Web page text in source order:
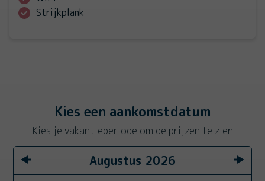
Strijkplank
Kies een aankomstdatum
Kies je vakantieperiode om de prijzen te zien
Augustus 2026